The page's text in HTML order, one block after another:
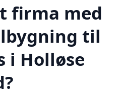
firma med
til
i Holløse